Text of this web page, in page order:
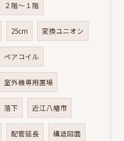
２階～１階
25cm 変換ユニオン
ペアコイル
室外機専用置場
落下 近江八幡市
配管延長 構造図面